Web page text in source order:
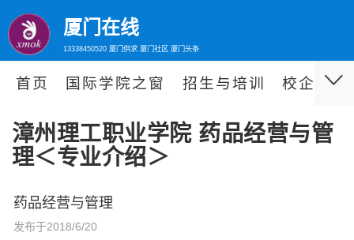
厦门在线
13338450520 厦门供求 厦门社区 厦门头条
首页 国际学院之窗 招生与培训 校企合作
漳州理工职业学院 药品经营与管
理＜专业介绍＞
药品经营与管理
发布于2018/6/20